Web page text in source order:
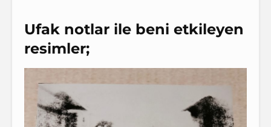
Ufak notlar ile beni etkileyen
resimler;